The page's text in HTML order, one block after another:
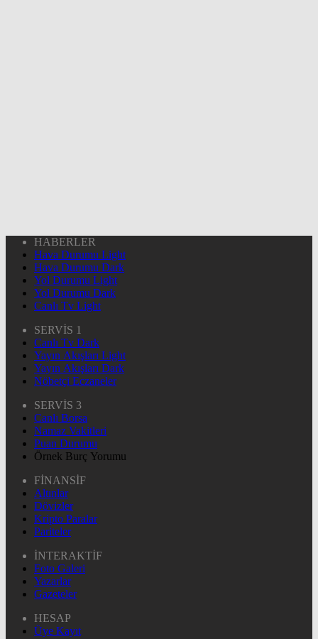
HABERLER
Hava Durumu Light
Hava Durumu Dark
Yol Durumu Light
Yol Durumu Dark
Canlı Tv Light
SERVİS 1
Canlı Tv Dark
Yayın Akışları Light
Yayın Akışları Dark
Nöbetçi Eczaneler
SERVİS 3
Canlı Borsa
Namaz Vakitleri
Puan Durumu
Örnek Burç Yorumu
FİNANSİF
Altınlar
Dövizler
Kripto Paralar
Pariteler
İNTERAKTİF
Foto Galeri
Yazarlar
Gazeteler
HESAP
Üye Kayıt